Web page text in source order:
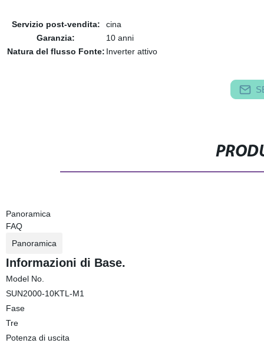
Servizio post-vendita:
cina
Garanzia:
10 anni
Natura del flusso Fonte: Inverter attivo
Panoramica
FAQ
Panoramica
Informazioni di Base.
Model No.
SUN2000-10KTL-M1
Fase
Tre
Potenza di uscita